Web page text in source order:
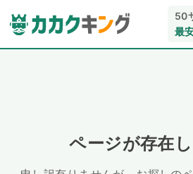
50
最
ページが存在